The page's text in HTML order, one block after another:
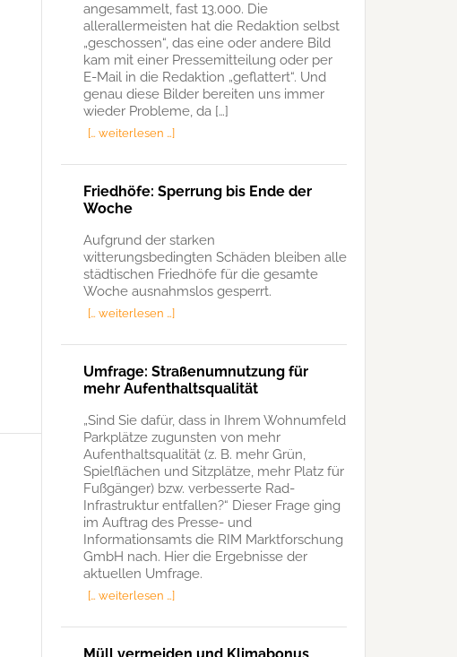
angesammelt, fast 13.000. Die
allerallermeisten hat die Redaktion selbst
„geschossen“, das eine oder andere Bild
kam mit einer Pressemitteilung oder per
E-Mail in die Redaktion „geflattert“. Und
genau diese Bilder bereiten uns immer
wieder Probleme, da […]
[… weiterlesen …]
Friedhöfe: Sperrung bis Ende der
Woche
Aufgrund der starken
witterungsbedingten Schäden bleiben alle
städtischen Friedhöfe für die gesamte
Woche ausnahmslos gesperrt.
[… weiterlesen …]
Umfrage: Straßenumnutzung für
mehr Aufenthaltsqualität
„Sind Sie dafür, dass in Ihrem Wohnumfeld
Parkplätze zugunsten von mehr
Aufenthaltsqualität (z. B. mehr Grün,
Spielflächen und Sitzplätze, mehr Platz für
Fußgänger) bzw. verbesserte Rad-
Infrastruktur entfallen?“ Dieser Frage ging
im Auftrag des Presse- und
Informationsamts die RIM Marktforschung
GmbH nach. Hier die Ergebnisse der
aktuellen Umfrage.
[… weiterlesen …]